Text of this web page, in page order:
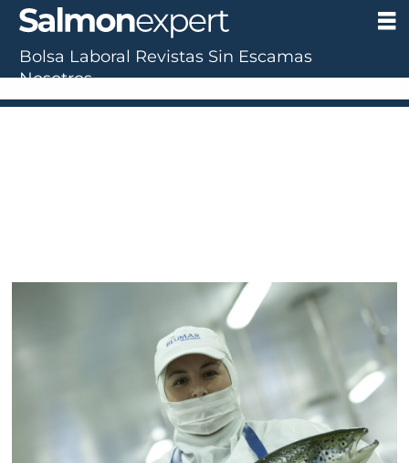
Bolsa Laboral Revistas Sin Escamas
Nosotros